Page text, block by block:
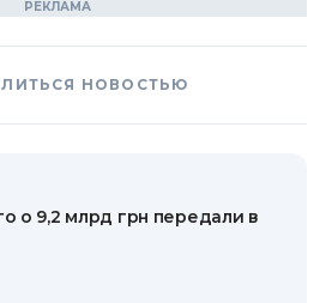
НОВОСТЬЮ
о 9,2 млрд грн передали в